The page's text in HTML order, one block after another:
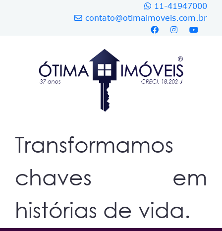
11-41947000
contato@otimaimoveis.com.br
Transformamos
chaves em
histórias de vida.